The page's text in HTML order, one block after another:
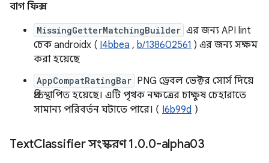
বাগ ফিক্স
MissingGetterMatchingBuilder এর জন্য API lint
চেক androidx ( I4bbea , b/138602561 ) এর জন্য সক্ষম
করা হয়েছে
AppCompatRatingBar PNG ড্রেবল ভেক্টর সোর্স দিয়ে
প্রতিস্থাপিত হয়েছে। এটি পৃথক নক্ষত্রের চাক্ষুষ চেহারাতে
সামান্য পরিবর্তন ঘটাতে পারে। ( I6b99d )
TextClassifier সংস্করণ 1.0.0-alpha03